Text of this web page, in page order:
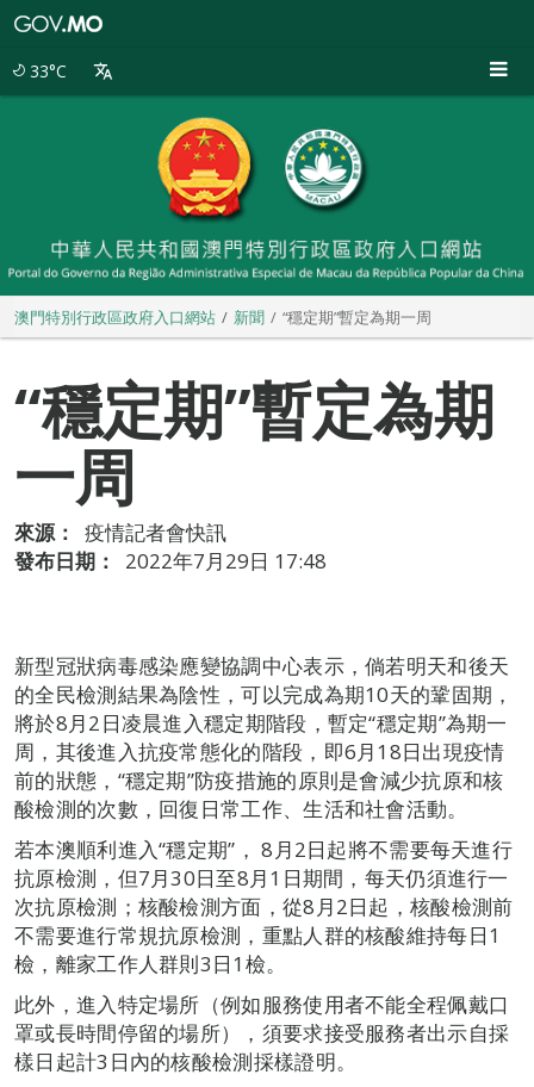
33°C
澳門特別行政區政府入口網站 新聞 “穩定期”暫定為期一周
“穩定期”暫定為期
一周
來源：
疫情記者會快訊
發布日期：
2022年7月29日 17:48
新型冠狀病毒感染應變協調中心表示，倘若明天和後天
的全民檢測結果為陰性，可以完成為期10天的鞏固期，
將於8月2日凌晨進入穩定期階段，暫定“穩定期”為期一
周，其後進入抗疫常態化的階段，即6月18日出現疫情
前的狀態，“穩定期”防疫措施的原則是會減少抗原和核
酸檢測的次數，回復日常工作、生活和社會活動。
若本澳順利進入“穩定期”， 8月2日起將不需要每天進行
抗原檢測，但7月30日至8月1日期間，每天仍須進行一
次抗原檢測；核酸檢測方面，從8月2日起，核酸檢測前
不需要進行常規抗原檢測，重點人群的核酸維持每日1
檢，離家工作人群則3日1檢。
此外，進入特定場所（例如服務使用者不能全程佩戴口
罩或長時間停留的場所），須要求接受服務者出示自採
樣日起計3日內的核酸檢測採樣證明。